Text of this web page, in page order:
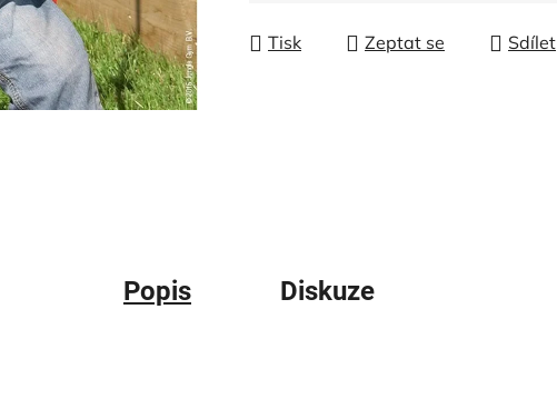
Tisk Zeptat se Sdílet
Popis Diskuze